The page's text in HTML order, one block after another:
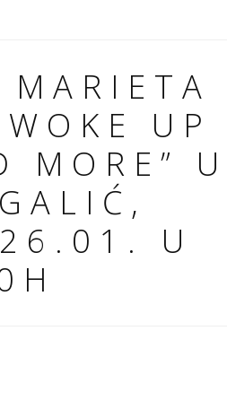
UP
MORE” U
U